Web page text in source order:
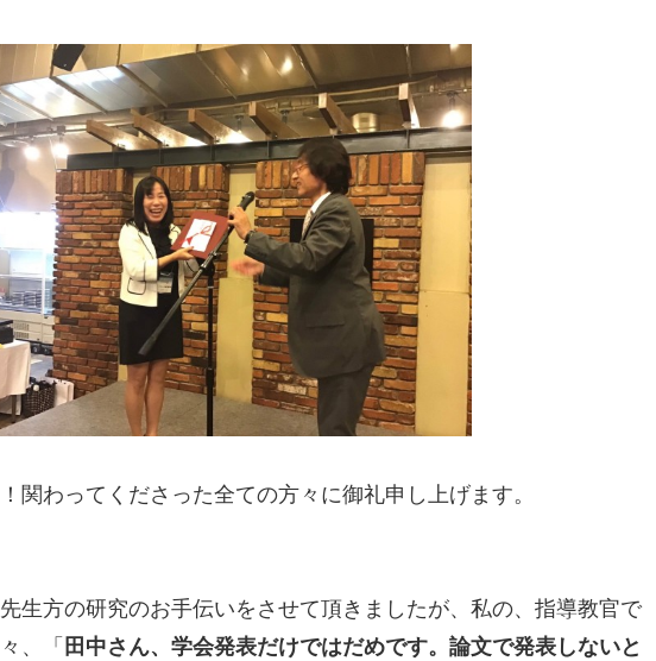
関わってくださった全ての方々に御礼申し上げます。
生方の研究のお手伝いをさせて頂きましたが、私の、指導教官で
、「 田中さん、学会発表だけではだめです。論文で発表しないと